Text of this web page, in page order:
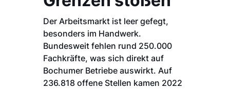
Der Arbeitsmarkt ist leer gefegt,
besonders im Handwerk.
Bundesweit fehlen rund 250.000
Fachkräfte, was sich direkt auf
Bochumer Betriebe auswirkt. Auf
236.818 offene Stellen kamen 2022